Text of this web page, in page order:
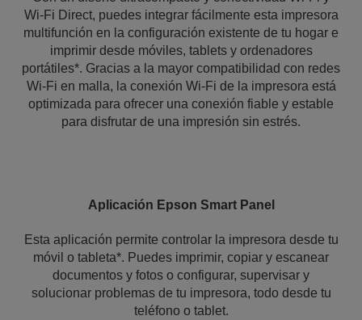
Wi-Fi Direct, puedes integrar fácilmente esta impresora
multifunción en la configuración existente de tu hogar e
imprimir desde móviles, tablets y ordenadores
portátiles*. Gracias a la mayor compatibilidad con redes
Wi-Fi en malla, la conexión Wi-Fi de la impresora está
optimizada para ofrecer una conexión fiable y estable
para disfrutar de una impresión sin estrés.
Aplicación Epson Smart Panel
Esta aplicación permite controlar la impresora desde tu
móvil o tableta*. Puedes imprimir, copiar y escanear
documentos y fotos o configurar, supervisar y
solucionar problemas de tu impresora, todo desde tu
teléfono o tablet.